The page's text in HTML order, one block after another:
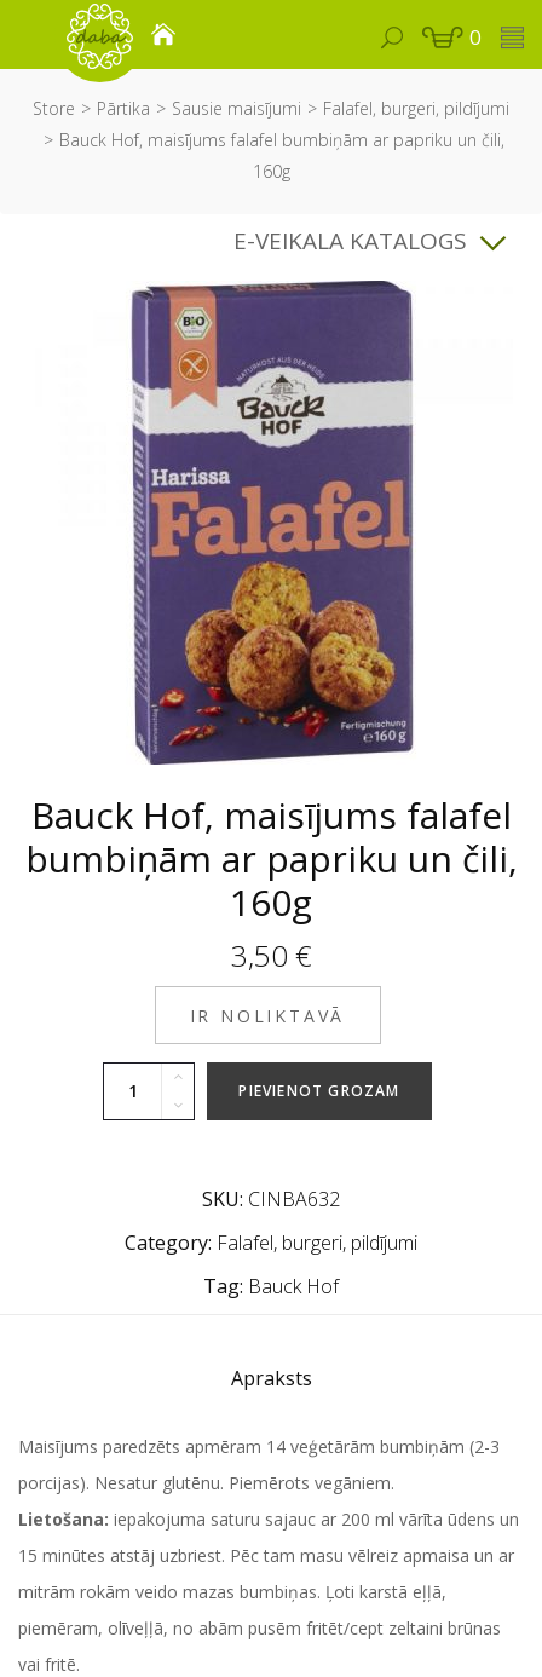
0
Store Pārtika Sausie maisījumi
Falafel, burgeri, pildījumi
Bauck Hof, maisījums falafel bumbiņām ar papriku un čili,
160g
E-VEIKALA KATALOGS
Bauck Hof, maisījums falafel
bumbiņām ar papriku un čili,
160g
3,50 €
IR NOLIKTAVĀ
PIEVIENOT GROZAM
SKU: CINBA632
Category: Falafel, burgeri, pildījumi
Tag: Bauck Hof
Apraksts
Maisījums paredzēts apmēram 14 veģetārām bumbiņām (2-3
porcijas). Nesatur glutēnu. Piemērots vegāniem.
Lietošana: iepakojuma saturu sajauc ar 200 ml vārīta ūdens un
15 minūtes atstāj uzbriest. Pēc tam masu vēlreiz apmaisa un ar
mitrām rokām veido mazas bumbiņas. Ļoti karstā eļļā,
piemēram, olīveļļā, no abām pusēm fritēt/cept zeltaini brūnas
vai fritē.